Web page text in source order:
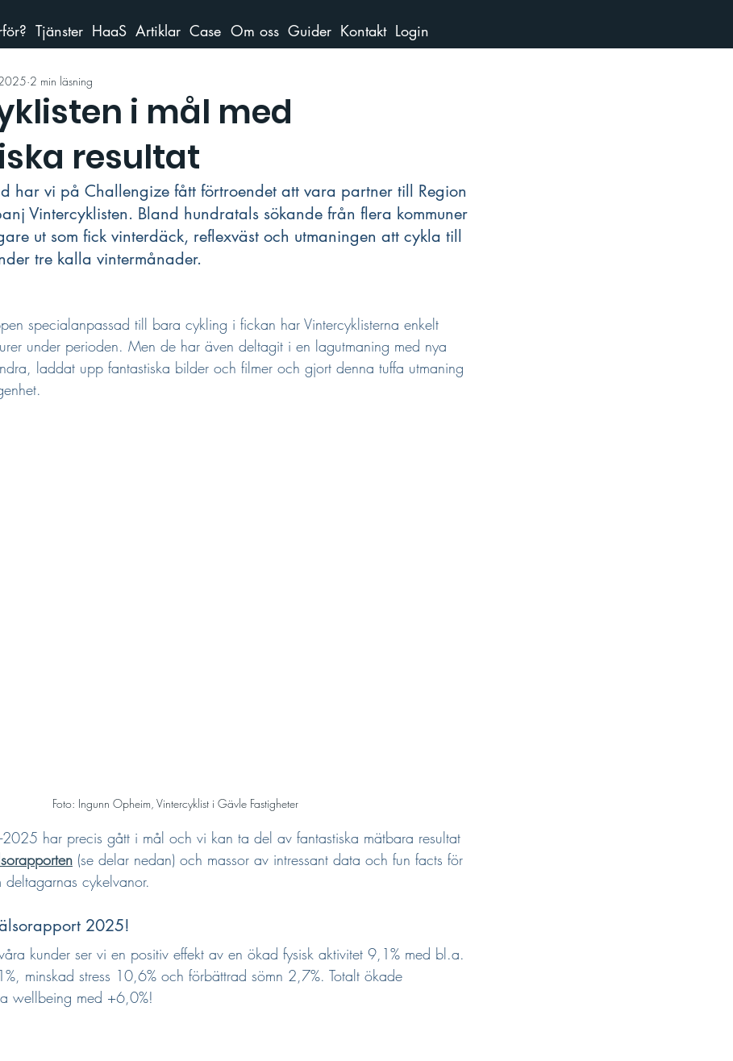
Tjänster HaaS Artiklar Case Om oss Guider Kontakt Login
i mål med
resultat
2 min läsning
har vi på Challengize fått förtroendet att vara partner till Region
Vintercyklisten. Bland hundratals sökande från flera kommuner
ut som fick vinterdäck, reflexväst och utmaningen att cykla till
tre kalla vintermånader.
specialanpassad till bara cykling i fickan har Vintercyklisterna enkelt
under perioden. Men de har även deltagit i en lagutmaning med nya
laddat upp fantastiska bilder och filmer och gjort denna tuffa utmaning
Foto: Ingunn Opheim, Vintercyklist i Gävle Fastigheter
har precis gått i mål och vi kan ta del av fantastiska mätbara resultat
(se delar nedan) och massor av intressant data och fun facts för
cykelvanor.
2025!
kunder ser vi en positiv effekt av en ökad fysisk aktivitet 9,1% med bl.a.
minskad stress 10,6% och förbättrad sömn 2,7%. Totalt ökade
wellbeing med +6,0%!